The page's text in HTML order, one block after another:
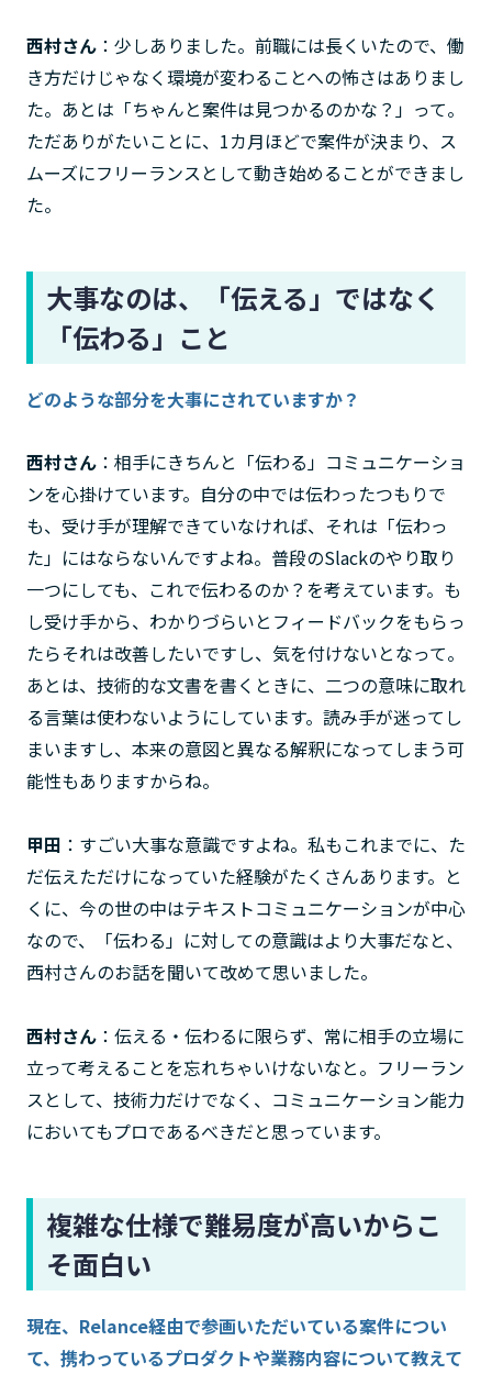
西村さん：少しありました。前職には長くいたので、働
き方だけじゃなく環境が変わることへの怖さはありまし
た。あとは「ちゃんと案件は見つかるのかな？」って。
ただありがたいことに、1カ月ほどで案件が決まり、ス
ムーズにフリーランスとして動き始めることができまし
た。
大事なのは、「伝える」ではなく
「伝わる」こと
どのような部分を大事にされていますか？
西村さん：相手にきちんと「伝わる」コミュニケーショ
ンを心掛けています。自分の中では伝わったつもりで
も、受け手が理解できていなければ、それは「伝わっ
た」にはならないんですよね。普段のSlackのやり取り
一つにしても、これで伝わるのか？を考えています。も
し受け手から、わかりづらいとフィードバックをもらっ
たらそれは改善したいですし、気を付けないとなって。
あとは、技術的な文書を書くときに、二つの意味に取れ
る言葉は使わないようにしています。読み手が迷ってし
まいますし、本来の意図と異なる解釈になってしまう可
能性もありますからね。
甲田 ：すごい大事な意識ですよね。私もこれまでに、た
だ伝えただけになっていた経験がたくさんあります。と
くに、今の世の中はテキストコミュニケーションが中心
なので、「伝わる」に対しての意識はより大事だなと、
西村さんのお話を聞いて改めて思いました。
西村さん：伝える・伝わるに限らず、常に相手の立場に
立って考えることを忘れちゃいけないなと。フリーラン
スとして、技術力だけでなく、コミュニケーション能力
においてもプロであるべきだと思っています。
複雑な仕様で難易度が高いからこ
そ面白い
現在、Relance経由で参画いただいている案件につい
て、携わっているプロダクトや業務内容について教えて